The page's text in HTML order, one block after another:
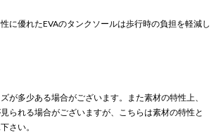
に優れたEVAのタンクソールは歩行時の負担を軽減し
が多少ある場合がございます。また素材の特性上、
られる場合がございますが、こちらは素材の特性と
さい。